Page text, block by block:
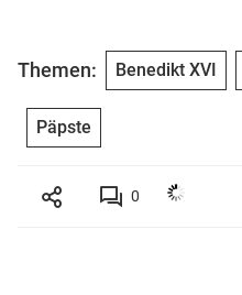
Themen: Benedikt XVI
Päpste
0